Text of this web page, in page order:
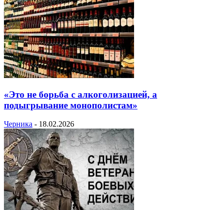
«Это не борьба с алкоголизацией, а
подыгрывание монополистам»
Черника - 18.02.2026